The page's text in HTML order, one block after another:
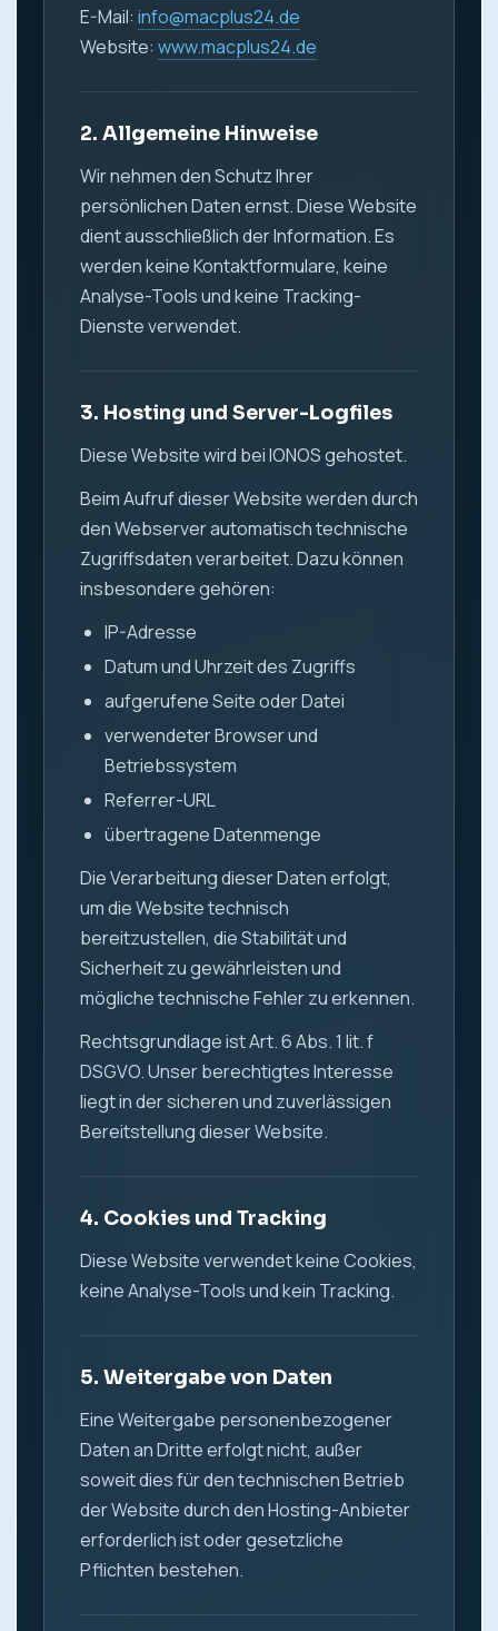
E-Mail: info@macplus24.de
Website: www.macplus24.de
2. Allgemeine Hinweise
Wir nehmen den Schutz Ihrer
persönlichen Daten ernst. Diese Website
dient ausschließlich der Information. Es
werden keine Kontaktformulare, keine
Analyse-Tools und keine Tracking-
Dienste verwendet.
3. Hosting und Server-Logfiles
Diese Website wird bei IONOS gehostet.
Beim Aufruf dieser Website werden durch
den Webserver automatisch technische
Zugriffsdaten verarbeitet. Dazu können
insbesondere gehören:
IP-Adresse
Datum und Uhrzeit des Zugriffs
aufgerufene Seite oder Datei
verwendeter Browser und
Betriebssystem
Referrer-URL
übertragene Datenmenge
Die Verarbeitung dieser Daten erfolgt,
um die Website technisch
bereitzustellen, die Stabilität und
Sicherheit zu gewährleisten und
mögliche technische Fehler zu erkennen.
Rechtsgrundlage ist Art. 6 Abs. 1 lit. f
DSGVO. Unser berechtigtes Interesse
liegt in der sicheren und zuverlässigen
Bereitstellung dieser Website.
4. Cookies und Tracking
Diese Website verwendet keine Cookies,
keine Analyse-Tools und kein Tracking.
5. Weitergabe von Daten
Eine Weitergabe personenbezogener
Daten an Dritte erfolgt nicht, außer
soweit dies für den technischen Betrieb
der Website durch den Hosting-Anbieter
erforderlich ist oder gesetzliche
Pflichten bestehen.